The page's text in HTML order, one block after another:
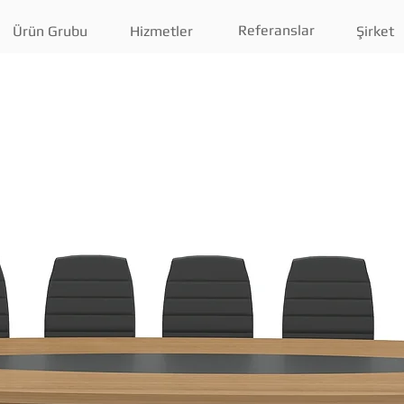
Ürün Grubu Hizmetler Referanslar Şirket